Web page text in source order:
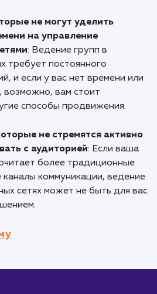
что может улучшить
и повысить их
которые хотят увеличить
бренда
: Активное
может помочь увеличить
вашего бренда и расширить
которые хотят собрать
и мнения от клиентов :
представляют собой
товарах или услугах.
данный